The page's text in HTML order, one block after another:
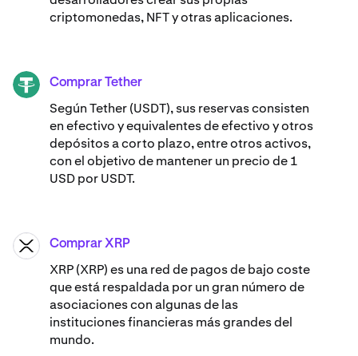
criptomonedas, NFT y otras aplicaciones.
USDT Comprar Tether
Según Tether (USDT), sus reservas consisten
en efectivo y equivalentes de efectivo y otros
depósitos a corto plazo, entre otros activos,
con el objetivo de mantener un precio de 1
USD por USDT.
XRP Comprar XRP
XRP (XRP) es una red de pagos de bajo coste
que está respaldada por un gran número de
asociaciones con algunas de las
instituciones financieras más grandes del
mundo.